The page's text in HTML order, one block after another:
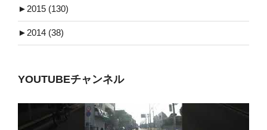
►2015 (130)
►2014 (38)
YOUTUBEチャンネル